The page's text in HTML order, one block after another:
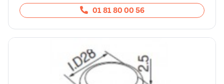
01 81 80 00 56